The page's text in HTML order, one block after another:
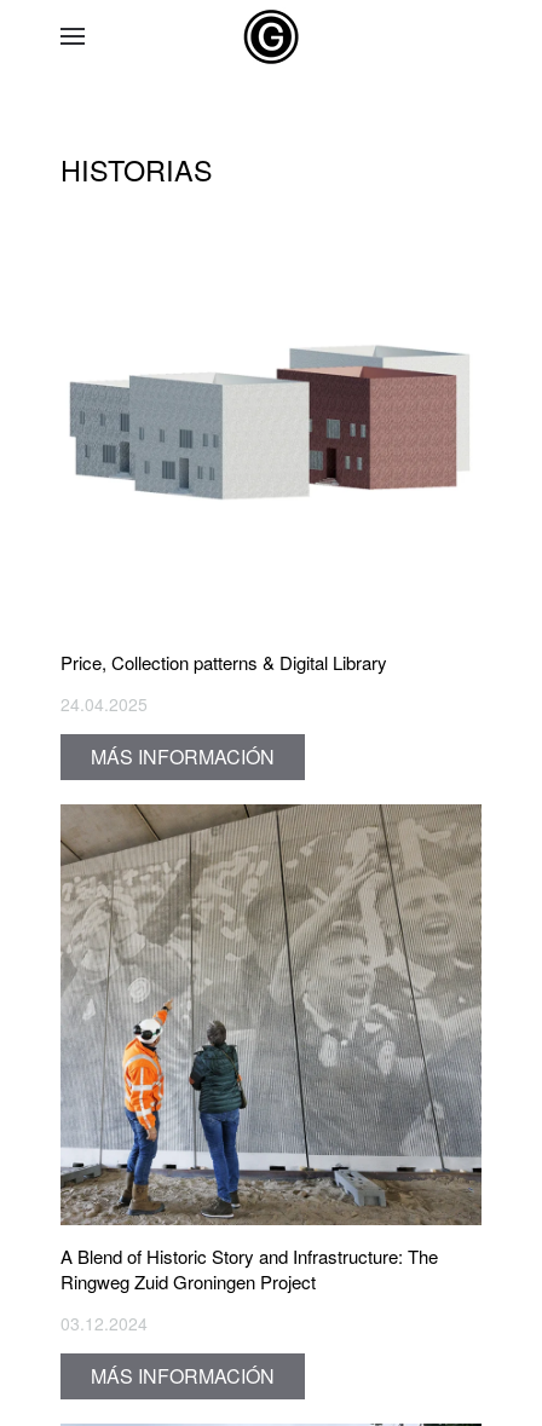
HISTORIAS
Price, Collection patterns & Digital Library
24.04.2025
MÁS INFORMACIÓN
A Blend of Historic Story and Infrastructure: The
Ringweg Zuid Groningen Project
03.12.2024
MÁS INFORMACIÓN